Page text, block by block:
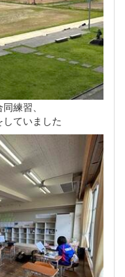
練習、
ていました